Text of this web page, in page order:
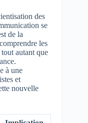
des
se
de la
les
autant que
à une
et
nouvelle